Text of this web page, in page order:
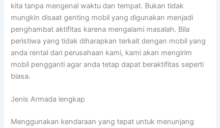
kita tanpa mengenal waktu dan tempat. Bukan tidak
mungkin disaat genting mobil yang digunakan menjadi
penghambat aktifitas karena mengalami masalah. Bila
peristiwa yang tidak diharapkan terkait dengan mobil yang
anda rental dari perusahaan kami, kami akan mengirim
mobil pengganti agar anda tetap dapat beraktifitas seperti
biasa.
Jenis Armada lengkap
Menggunakan kendaraan yang tepat untuk menunjang